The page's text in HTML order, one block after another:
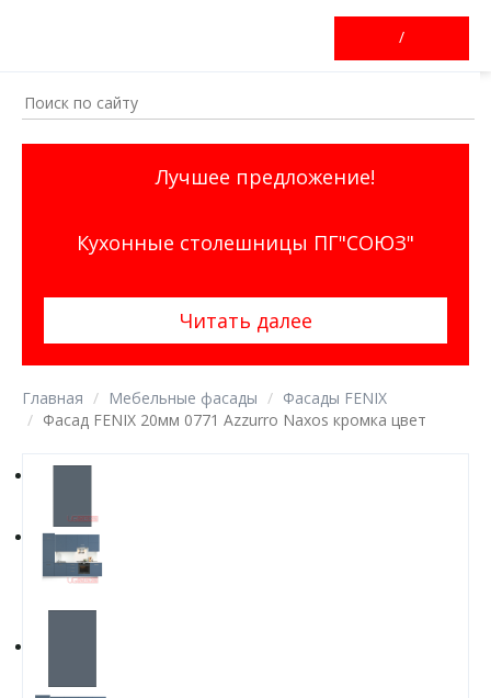
/
Лучшее предложение!
Кухонные столешницы ПГ"СОЮЗ"
Читать далее
Главная Мебельные фасады
Фасады FENIX
Фасад FENIX 20мм 0771 Azzurro Naxos кромка цвет